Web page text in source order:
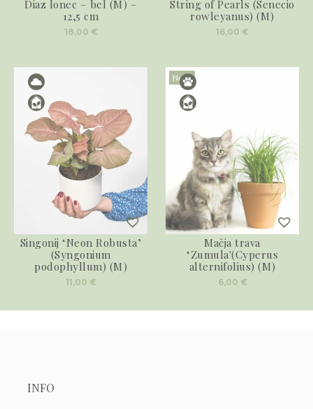
Diaz lonec – bel (M) –
12,5 cm
18,00 €
String of Pearls (Senecio
rowleyanus) (M)
16,00 €
Singonij ‘Neon Robusta’
(Syngonium
podophyllum) (M)
11,00 €
Novo
Mačja trava
‘Zumula'(Cyperus
alternifolius) (M)
6,00 €
INFO